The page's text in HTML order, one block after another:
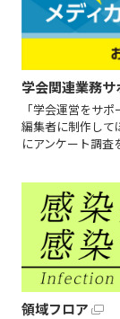
学会関連業務サ
「学会運営をサ
編集者に制作して
にアンケート調査
領域フロア